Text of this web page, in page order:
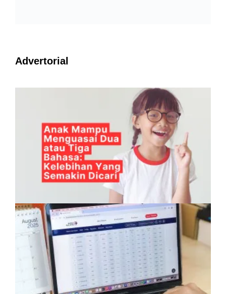
Advertorial
Anak Mampu Menguasai Dua atau Tiga
Bahasa: Kelebihan Yang Semakin Dicari